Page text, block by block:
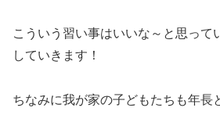
こういう習い事はいいな～と思って
していきます！
ちなみに我が家の子どもたちも年長